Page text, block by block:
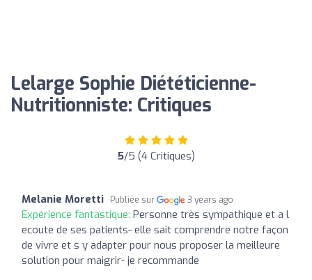
Lelarge Sophie Diététicienne-
Nutritionniste: Critiques
5/5 (4 Critiques)
Melanie Moretti Publiée sur 3 years ago
Expérience fantastique: Personne très sympathique et a l
ecoute de ses patients- elle sait comprendre notre façon
de vivre et s y adapter pour nous proposer la meilleure
solution pour maigrir- je recommande